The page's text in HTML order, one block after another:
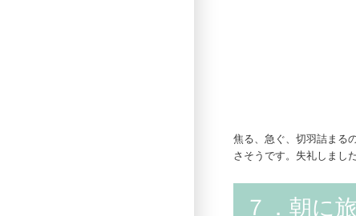
焦る、急ぐ、切羽詰まる
さそうです。失礼しました
７．朝に